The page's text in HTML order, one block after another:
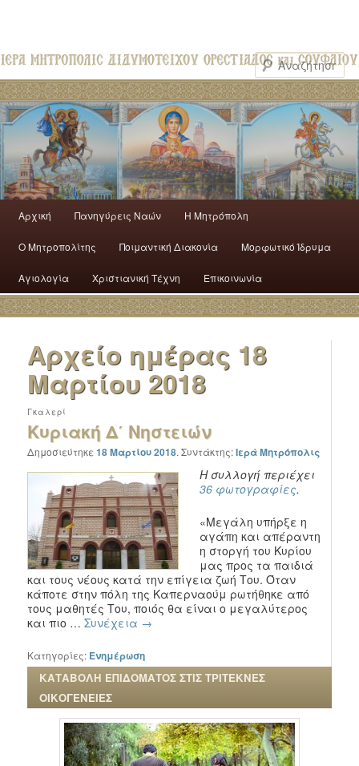
Αρχική Πανηγύρεις Ναών H Mητρόπολη
Ο Mητροπολίτης Ποιμαντική Διακονία Μορφωτικό Ίδρυμα
Αγιολογία Χριστιανική Τέχνη Επικοινωνία
Αρχείο ημέρας 18
Μαρτίου 2018
Κυριακή Δ΄ Νηστειών
Γκαλερί
Δημοσιεύτηκε18 Μαρτίου 2018.Συντάκτης:Ιερά Μητρόπολις
Η συλλογή περιέχει
36 φωτογραφίες.
«Μεγάλη υπήρξε η
αγάπη και απέραντη
η στοργή του Κυρίου
μας προς τα παιδιά
και τους νέους κατά την επίγεια ζωή Του. Όταν
κάποτε στην πόλη της Καπερναούμ ρωτήθηκε από
τους μαθητές Του, ποιός θα είναι ο μεγαλύτερος
και πιο …Συνέχεια →
Κατηγορίες: Ενημέρωση
ΚΑΤΑΒΟΛΗ ΕΠΙΔΟΜΑΤΟΣ ΣΤΙΣ ΤΡΙΤΕΚΝΕΣ
ΟΙΚΟΓΕΝΕΙΕΣ